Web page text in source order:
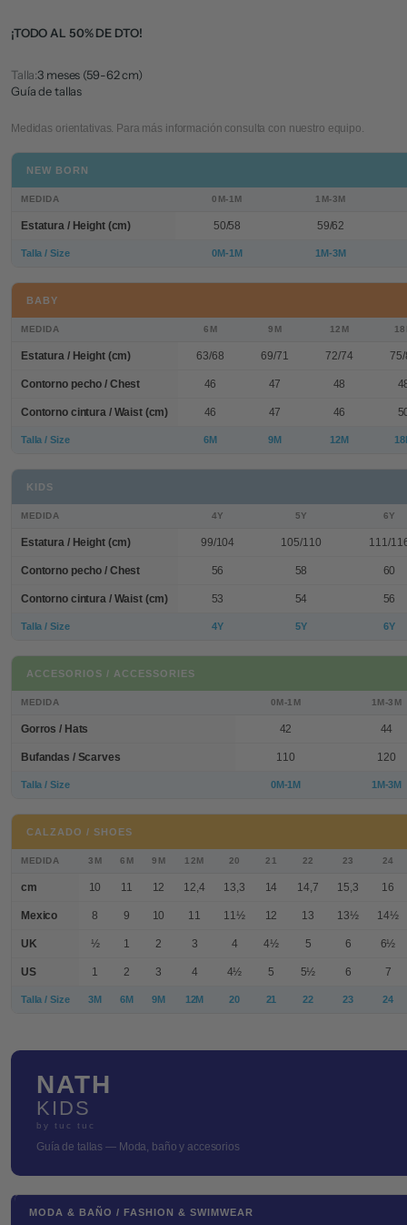
¡TODO AL 50% DE DTO!
Talla:3 meses (59-62 cm)
Guía de tallas
Medidas orientativas. Para más información consulta con nuestro equipo.
NEW BORN
MEDIDA 0M-1M 1M-3M
Estatura / Height (cm) 50/58 59/62
Talla / Size 0M-1M 1M-3M
BABY
MEDIDA 6M 9M 12M
Estatura / Height (cm) 63/68 69/71 72/74
Contorno pecho / Chest 46 47 48
Contorno cintura / Waist (cm) 46 47 46
Talla / Size 6M 9M 12M
KIDS
MEDIDA 4Y 5Y 6Y
Estatura / Height (cm) 99/104 105/110 111/
Contorno pecho / Chest 56 58 60
Contorno cintura / Waist (cm) 53 54 56
Talla / Size 4Y 5Y 6Y
ACCESORIOS / ACCESSORIES
MEDIDA 0M-1M 1M-3M
Gorros / Hats 42 44
Bufandas / Scarves 110 120
Talla / Size 0M-1M 1M-3M
CALZADO / SHOES
MEDIDA 3M 6M 9M 12M 20 21 22 23 24
cm 10 11 12 12,4 13,3 14 14,7 15,3 16
Mexico 8 9 10 11 11½ 12 13 13½ 14½
UK ½ 1 2 3 4 4½ 5 6 6½
US 1 2 3 4 4½ 5 5½ 6 7
Talla / Size 3M 6M 9M 12M 20 21 22 23 24
NATH
KIDS
by tuc tuc
Guía de tallas — Moda, baño y accesorios
MODA & BAÑO / FASHION & SWIMWEAR